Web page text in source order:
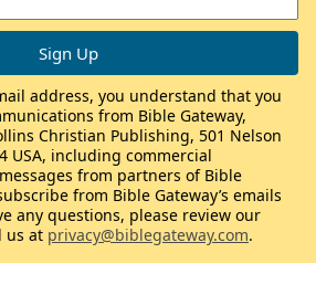
address, you understand that you
from Bible Gateway,
Christian Publishing, 501 Nelson
USA, including commercial
from partners of Bible
from Bible Gateway’s emails
any questions, please review our
us at privacy@biblegateway.com.